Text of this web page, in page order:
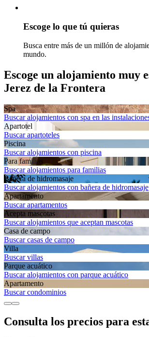
Escoge lo que tú quieras
Busca entre más de un millón de
mundo.
Escoge un alojamiento muy
Jerez de la Frontera
Spa
Buscar alojamientos con spa en las
Apartotel
Buscar apartoteles
Piscina
Buscar alojamientos con piscina
Para familias
Buscar alojamientos para familias
Bañera de hidromasaje
Buscar alojamientos con bañera de hidromasaje
Apartamento
Buscar apartamentos
Acepta mascotas
Buscar alojamientos que aceptan mascotas
Casa de campo
Buscar casas de campo
Villa
Buscar villas
Parque acuático
Buscar alojamientos con parque acuático
Apartamento
Buscar condominios
Consulta los precios para